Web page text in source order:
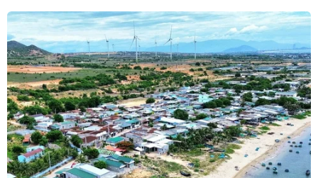
Chế độ ăn đang đưa 11 triệu người đến cái
chết sớm mỗi năm
08/04/2019 22:12
Phân tích từ tuần san y khoa Lancet chỉ ra rằng, chế độ
ăn uống hàng ngày của chúng ta là nguyên nhân tử
vong lớn hơn hút thuốc và liên quan đến một phần năm
cái chết trên khắp thế giới.